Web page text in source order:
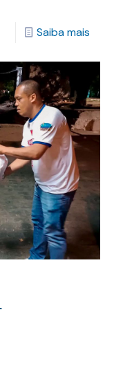
Saiba mais